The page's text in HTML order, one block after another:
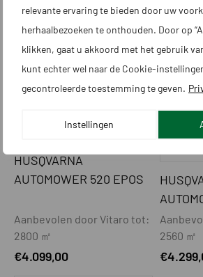
relevante ervaring te bieden door uw
herhaalbezoeken te onthouden. Door op
klikken, gaat u akkoord met het gebruik
kunt echter wel naar de Cookie-
gecontroleerde toestemming te geven.
Instellingen
Aanbevolen door Vitaro tot:
1760 ㎡
3.299,00
4000 ㎡
€
HUSQVARNA
AUTOMOWER 520 EPOS
Aanbevolen door Vitaro tot:
2800 ㎡
€4.099,00
2560 ㎡
€